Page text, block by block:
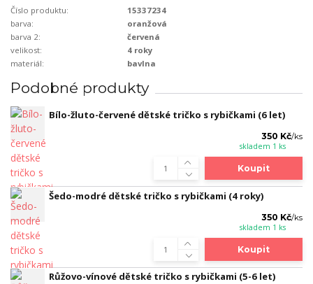
Číslo produktu:
15337234
barva:
oranžová
barva 2:
červená
velikost:
4 roky
materiál:
bavlna
Podobné produkty
Bílo-žluto-červené dětské tričko s rybičkami (6 let)
350 Kč/ks
skladem 1 ks
Koupit
Šedo-modré dětské tričko s rybičkami (4 roky)
350 Kč/ks
skladem 1 ks
Koupit
Růžovo-vínové dětské tričko s rybičkami (5-6 let)